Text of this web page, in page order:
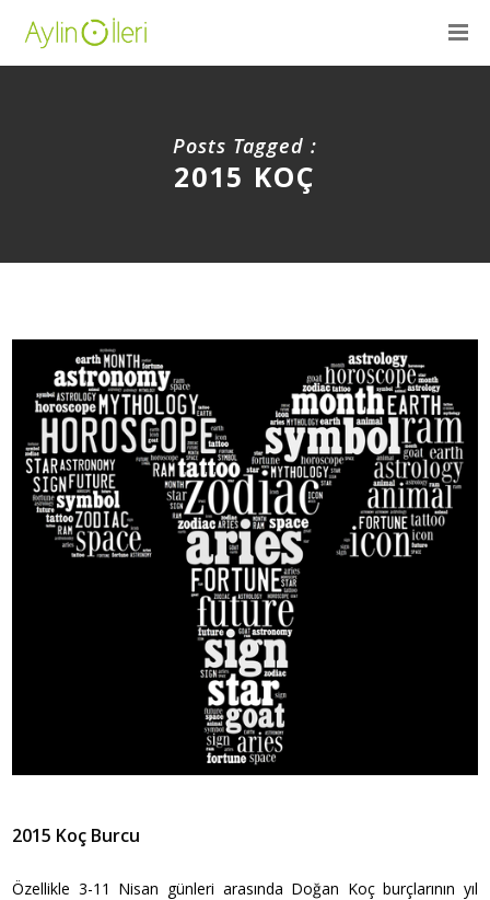
Posts Tagged :
2015 KOÇ
2015 Koç Burcu
Özellikle 3-11 Nisan günleri arasında Doğan Koç burçlarının yıl